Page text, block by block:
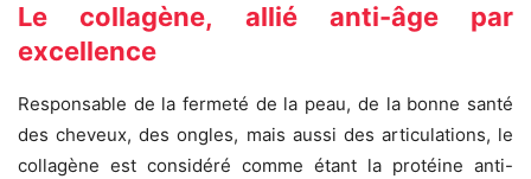
Le collagène, allié anti-âge par
excellence
Responsable de la fermeté de la peau, de la bonne santé
des cheveux, des ongles, mais aussi des articulations, le
collagène est considéré comme étant la protéine anti-